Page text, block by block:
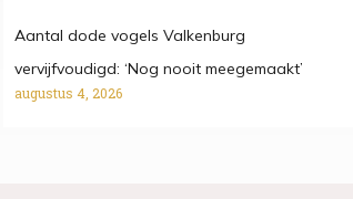
Aantal dode vogels Valkenburg
vervijfvoudigd: ‘Nog nooit meegemaakt’
augustus 4, 2026